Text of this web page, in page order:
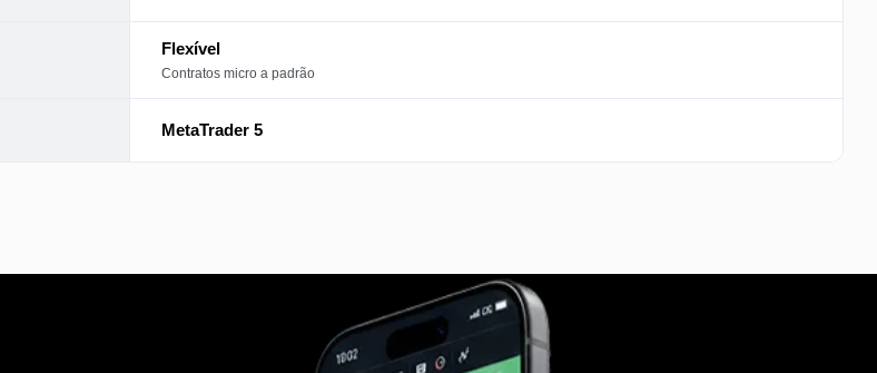
Flexível
Contratos micro a padrão
MetaTrader 5